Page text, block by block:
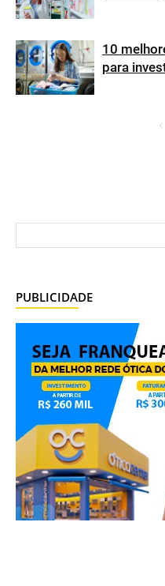
10
para
PUBLICIDADE